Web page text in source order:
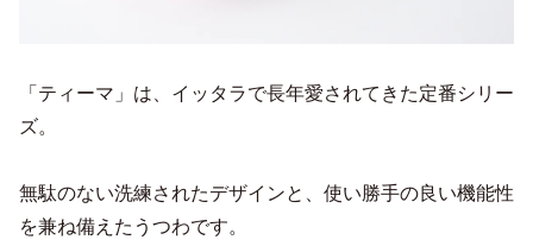
「ティーマ」は、イッタラで長年愛されてきた定番シリー
ズ。
無駄のない洗練されたデザインと、使い勝手の良い機能性
を兼ね備えたうつわです。